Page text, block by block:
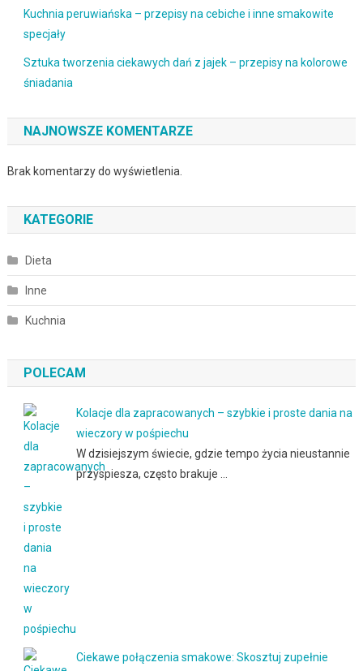
Kuchnia peruwiańska – przepisy na cebiche i inne smakowite
specjały
Sztuka tworzenia ciekawych dań z jajek – przepisy na kolorowe
śniadania
NAJNOWSZE KOMENTARZE
Brak komentarzy do wyświetlenia.
KATEGORIE
Dieta
Inne
Kuchnia
POLECAM
Kolacje dla zapracowanych – szybkie i proste dania na
wieczory w pośpiechu
W dzisiejszym świecie, gdzie tempo życia nieustannie
przyspiesza, często brakuje …
Ciekawe połączenia smakowe: Skosztuj zupełnie